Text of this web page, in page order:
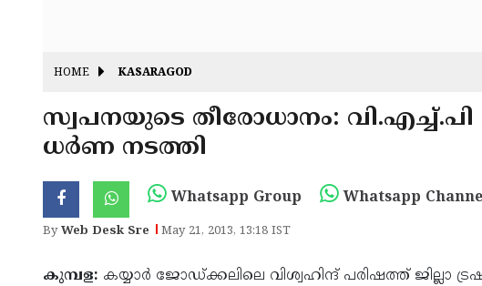
HOME KASARAGOD
സ്വപനയുടെ തീരോധാനം:
ധര്‍ണ നടത്തി
Whatsapp Group Whatsapp
ByWeb Desk Sre May 21, 2013, 13:18 IST
കുമ്പള: കയ്യാര്‍ ജോഡ്ക്കലിലെ വിശ്വഹിന്ദ് പരിഷത്ത് ജില്ലാ